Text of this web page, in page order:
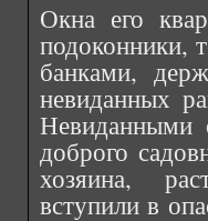
Окна его
подоконники,
банками,
невиданных
Невиданными
доброго
хозяина,
вступили в